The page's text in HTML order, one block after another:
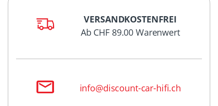
VERSANDKOSTENFREI
Ab CHF 89.00 Warenwert
info@discount-car-hifi.ch